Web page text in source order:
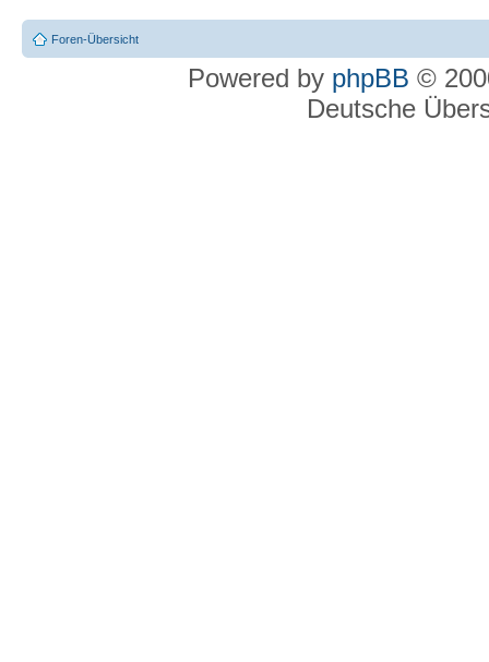
Foren-Übersicht
Powered by phpBB ©
Deutsche